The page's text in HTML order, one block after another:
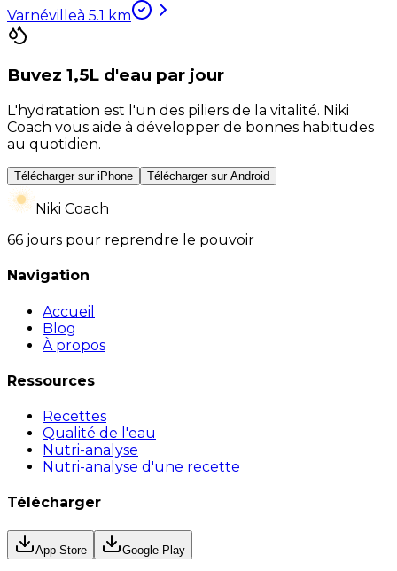
Varnévilleà 5.1 km
Buvez 1,5L d'eau par jour
L'hydratation est l'un des piliers de la vitalité. Niki
Coach vous aide à développer de bonnes habitudes
au quotidien.
Télécharger sur iPhone Télécharger sur Android
Niki Coach
66 jours pour reprendre le pouvoir
Navigation
Accueil
Blog
À propos
Ressources
Recettes
Qualité de l'eau
Nutri-analyse
Nutri-analyse d'une recette
Télécharger
App Store Google Play